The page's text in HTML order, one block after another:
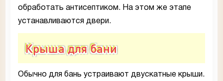
обработать антисептиком. На этом же этапе
устанавливаются двери.
Крыша для бани
Обычно для бань устраивают двускатные крыши.